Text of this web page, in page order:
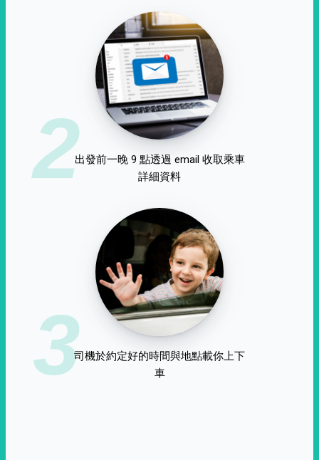
2出發前一晚 9 點透過 email 收取乘車
詳細資料
3司機於約定好的時間與地點載你上下
車